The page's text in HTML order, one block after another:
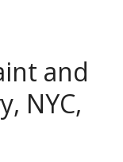
and
NYC,